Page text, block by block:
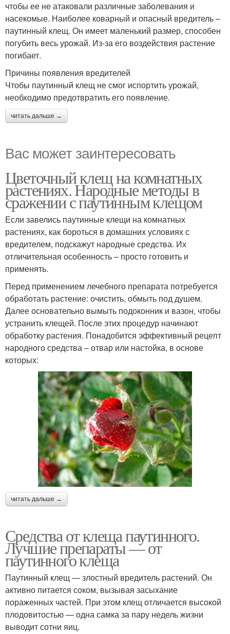
чтобы ее не атаковали различные заболевания и
насекомые. Наиболее коварный и опасный вредитель –
паутинный клещ. Он имеет маленький размер, способен
погубить весь урожай. Из-за его воздействия растение
погибает.
Причины появления вредителей
Чтобы паутинный клещ не смог испортить урожай,
необходимо предотвратить его появление.
читать дальше →
Вас может заинтересовать
Цветочный клещ на комнатных
растениях. Народные методы в
сражении с паутинным клещом
Если завелись паутинные клещи на комнатных
растениях, как бороться в домашних условиях с
вредителем, подскажут народные средства. Их
отличительная особенность – просто готовить и
применять.
Перед применением лечебного препарата потребуется
обработать растение: очистить, обмыть под душем.
Далее основательно вымыть подоконник и вазон, чтобы
устранить клещей. После этих процедур начинают
обработку растения. Понадобится эффективный рецепт
народного средства – отвар или настойка, в основе
которых:
читать дальше →
Средства от клеща паутинного.
Лучшие препараты — от
паутинного клеща
Паутинный клещ — злостный вредитель растений. Он
активно питается соком, вызывая засыхание
пораженных частей. При этом клещ отличается высокой
плодовитостью — одна самка за пару недель жизни
выводит сотни яиц.